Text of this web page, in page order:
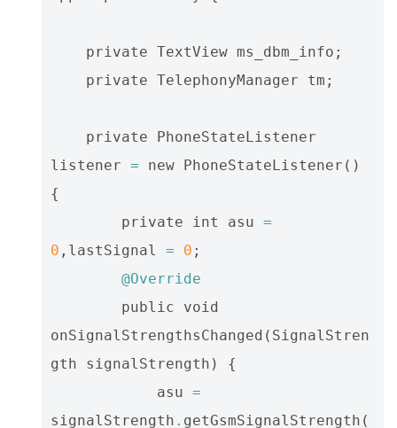
private TextView ms_dbm_info ;
private TelephonyManager tm ;
private
PhoneStateListener
listener = new PhoneStateListener ()
{
private
int asu =
0 , lastSignal = 0 ;
@Override
public
void
onSignalStrengthsChanged ( SignalStren
gth
signalStrength )
{
asu =
signalStrength . getGsmSignalStrength (